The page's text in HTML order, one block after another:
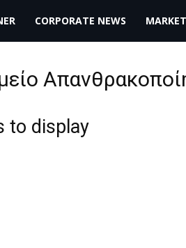
CORPORATE NEWS
to display